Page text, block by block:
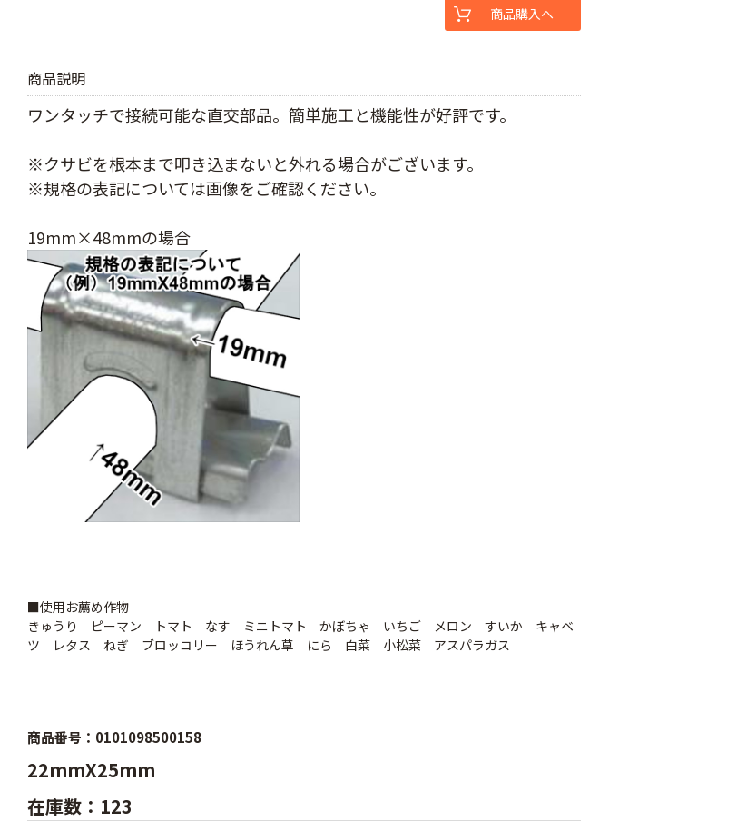
￥6,980
￥40
￥4,180
商品説明
ワンタッチで接続可能な直交部品。簡単施工と機能性が好評です。
※クサビを根本まで叩き込まないと外れる場合がございます。
※規格の表記については画像をご確認ください。
19mm×48mmの場合
■使用お薦め作物
きゅうり ピーマン トマト なす ミニトマト かぼちゃ いちご メロン すいか キャベ
ツ レタス ねぎ ブロッコリー ほうれん草 にら 白菜 小松菜 アスパラガス
商品購入へ
商品番号：0101098500158
22mmX25mm
在庫数：123